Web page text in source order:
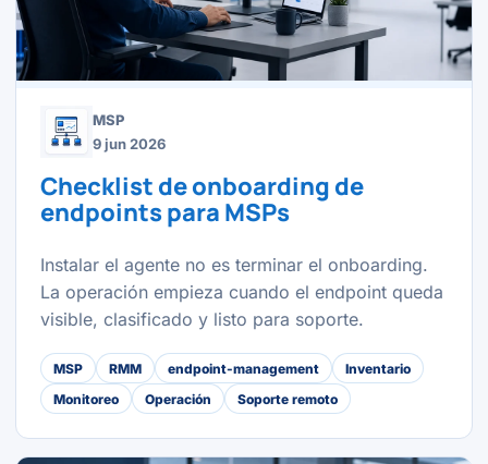
MSP
9 jun 2026
Checklist de onboarding de
endpoints para MSPs
Instalar el agente no es terminar el onboarding.
La operación empieza cuando el endpoint queda
visible, clasificado y listo para soporte.
MSP RMM endpoint-management
Inventario
Monitoreo
Operación Soporte remoto